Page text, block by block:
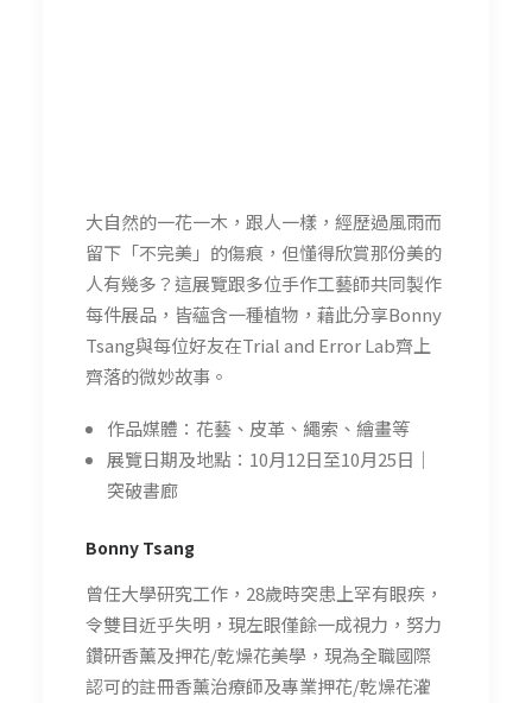
大自然的一花一木，跟人一樣，經歷過風雨而
留下「不完美」的傷痕，但懂得欣賞那份美的
人有幾多？這展覽跟多位手作工藝師共同製作
每件展品，皆蘊含一種植物，藉此分享Bonny
Tsang與每位好友在Trial and Error Lab齊上
齊落的微妙故事。
作品媒體：花藝、皮革、繩索、繪畫等
展覽日期及地點：10月12日至10月25日｜
突破書廊
Bonny Tsang
曾任大學研究工作，28歲時突患上罕有眼疾，
令雙目近乎失明，現左眼僅餘一成視力，努力
鑽研香薰及押花/乾燥花美學，現為全職國際
認可的註冊香薰治療師及專業押花/乾燥花灌